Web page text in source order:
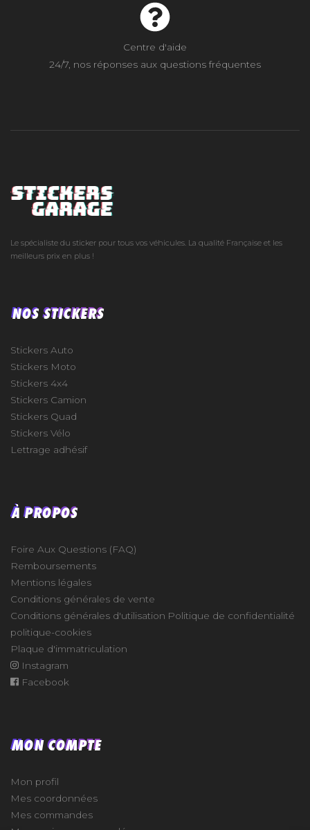
Centre d'aide
24/7, nos réponses aux questions fréquentes
Le spécialiste du sticker pour tous vos véhicules. La qualité Française et les
meilleurs prix en plus !
NOS STICKERS
Stickers Auto
Stickers Moto
Stickers 4x4
Stickers Camion
Stickers Quad
Stickers Vélo
Lettrage adhésif
À PROPOS
Foire Aux Questions (FAQ)
Remboursements
Mentions légales
Conditions générales de vente
Conditions générales d'utilisation Politique de confidentialité
politique-cookies
Plaque d'immatriculation
Instagram
Facebook
MON COMPTE
Mon profil
Mes coordonnées
Mes commandes